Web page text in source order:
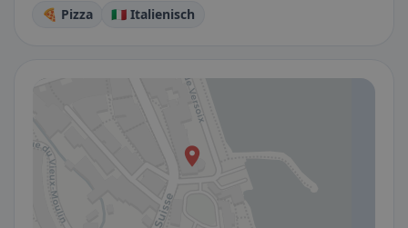
🍕 Pizza 🇮🇹 Italienisch